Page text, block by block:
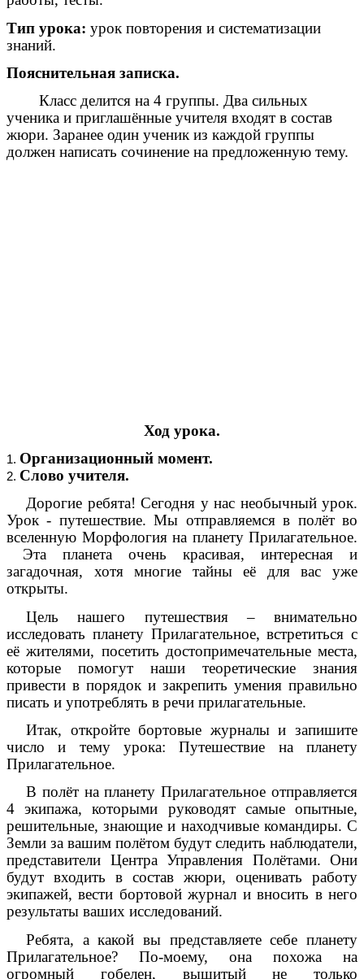
Тип урока: урок повторения и систематизации
знаний.
Пояснительная записка.
Класс делится на 4 группы. Два сильных
ученика и приглашённые учителя входят в состав
жюри. Заранее один ученик из каждой группы
должен написать сочинение на предложенную тему.
Ход урока.
Организационный момент.
Слово учителя.
Дорогие ребята! Сегодня у нас необычный урок.
Урок - путешествие. Мы отправляемся в полёт во
вселенную Морфология на планету Прилагательное.
Эта планета очень красивая, интересная и
загадочная, хотя многие тайны её для вас уже
открыты.
Цель нашего путешествия – внимательно
исследовать планету Прилагательное, встретиться с
её жителями, посетить достопримечательные места,
которые помогут наши теоретические знания
привести в порядок и закрепить умения правильно
писать и употреблять в речи прилагательные.
Итак, откройте бортовые журналы и запишите
число и тему урока: Путешествие на планету
Прилагательное.
В полёт на планету Прилагательное отправляется
4 экипажа, которыми руководят самые опытные,
решительные, знающие и находчивые командиры. С
Земли за вашим полётом будут следить наблюдатели,
представители Центра Управления Полётами. Они
будут входить в состав жюри, оценивать работу
экипажей, вести бортовой журнал и вносить в него
результаты ваших исследований.
Ребята, а какой вы представляете себе планету
Прилагательное? По-моему, она похожа на
огромный гобелен, вышитый не только